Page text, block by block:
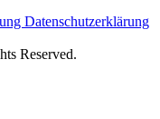
Datenschutzerklärung
Reserved.